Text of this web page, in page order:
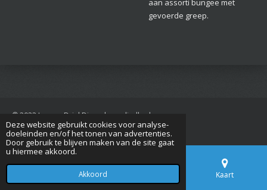
Deze website gebruikt cookies voor analyse-
doeleinden en/of het tonen van advertenties.
Door gebruik te blijven maken van de site gaat
u hiermee akkoord.
Akkoord
aan assorti bungee met
gevoerde greep.
© 2022 Jan van Driel Dierenbenodigdheden
Powered byJouwWeb
Kaart